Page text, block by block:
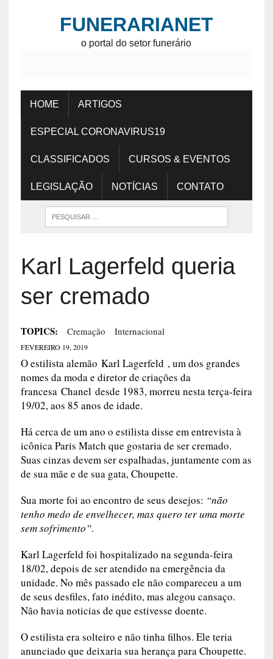
FUNERARIANET
o portal do setor funerário
HOME ARTIGOS
ESPECIAL CORONAVIRUS19
CLASSIFICADOS CURSOS & EVENTOS
LEGISLAÇÃO NOTÍCIAS CONTATO
Karl Lagerfeld queria
ser cremado
TOPICS: Cremação Internacional
FEVEREIRO 19, 2019
O estilista alemão Karl Lagerfeld , um dos grandes
nomes da moda e diretor de criações da
francesa Chanel desde 1983, morreu nesta terça-feira
19/02, aos 85 anos de idade.
Há cerca de um ano o estilista disse em entrevista à
icônica Paris Match que gostaria de ser cremado.
Suas cinzas devem ser espalhadas, juntamente com as
de sua mãe e de sua gata, Choupette.
Sua morte foi ao encontro de seus desejos: “não
tenho medo de envelhecer, mas quero ter uma morte
sem sofrimento”.
Karl Lagerfeld foi hospitalizado na segunda-feira
18/02, depois de ser atendido na emergência da
unidade. No mês passado ele não compareceu a um
de seus desfiles, fato inédito, mas alegou cansaço.
Não havia noticias de que estivesse doente.
O estilista era solteiro e não tinha filhos. Ele teria
anunciado que deixaria sua herança para Choupette.